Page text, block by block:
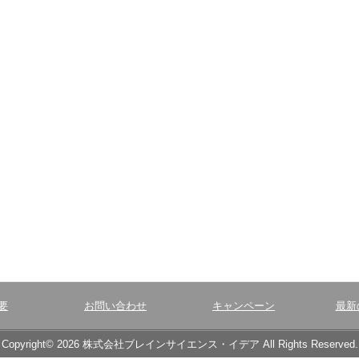
お問い合わせ キャンペーン 最新
Copyright© 2026 株式会社ブレインサイエンス・イデア All Rights Reserved.